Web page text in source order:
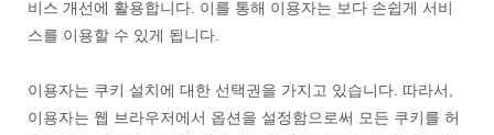
비스 개선에 활용합니다. 이를 통해 이용자는 보다 손쉽게 서비
스를 이용할 수 있게 됩니다.
이용자는 쿠키 설치에 대한 선택권을 가지고 있습니다. 따라서,
이용자는 웹 브라우저에서 옵션을 설정함으로써 모든 쿠키를 허